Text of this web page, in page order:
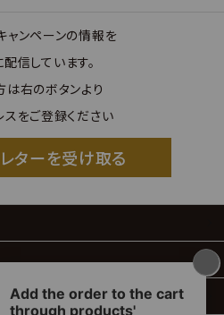
ャンペーンの情報を
信しています。
は右のボタンより
スをご登録ください
ターを受け取る